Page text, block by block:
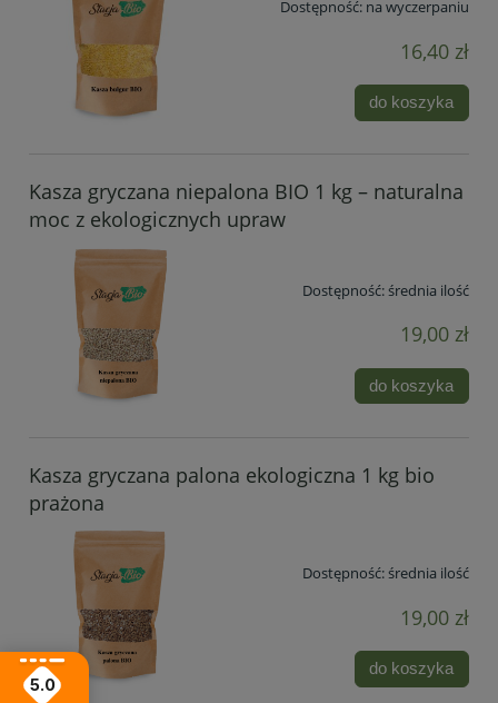
Dostępność: na wyczerpaniu
16,40 zł
do koszyka
Kasza gryczana niepalona BIO 1 kg – naturalna
moc z ekologicznych upraw
Dostępność:średnia ilość
19,00 zł
do koszyka
Kasza gryczana palona ekologiczna 1 kg bio
prażona
Dostępność:średnia ilość
19,00 zł
do koszyka
5.0